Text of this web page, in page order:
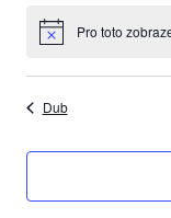
Notice Pro toto
Dub